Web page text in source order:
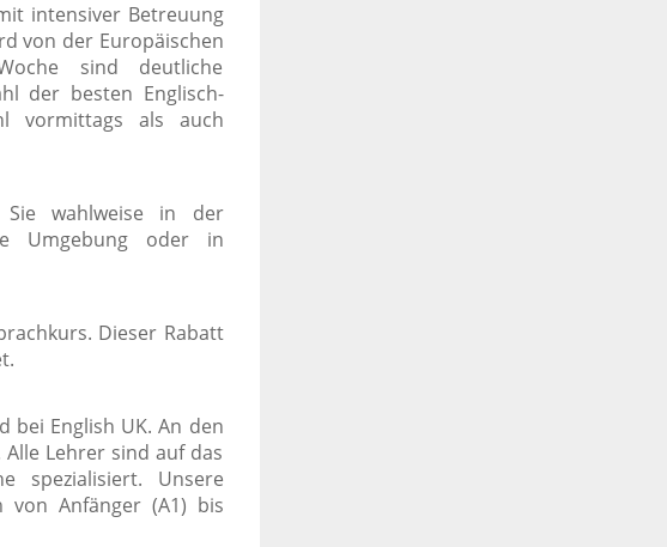
intensiver Betreuung
von der Europäischen
sind deutliche
der besten Englisch-
vormittags als auch
Sie wahlweise in der
Umgebung oder in
Dieser Rabatt
bei English UK. An den
Lehrer sind auf das
spezialisiert. Unsere
von Anfänger (A1) bis